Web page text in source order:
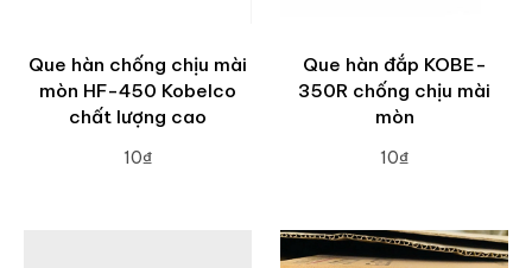
Que hàn chống chịu mài
mòn HF-450 Kobelco
chất lượng cao
10₫
Que hàn đắp KOBE-
350R chống chịu mài
mòn
10₫